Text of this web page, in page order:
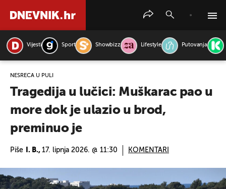
Vijesti Sport Showbizz Lifestyle Putovanja
NESREĆA U PULI
Tragedija u lučici: Muškarac pao u
more dok je ulazio u brod,
preminuo je
Piše I. B., 17. lipnja 2026. @ 11:30 KOMENTARI
PRETRAŽITE VIJESTI